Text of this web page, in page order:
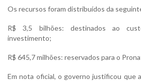
Os recursos foram distribuídos da
R$ 3,5 bilhões: destinados ao
investimento;
R$ 645,7 milhões: reservados para o
Em nota oficial, o governo justificou que